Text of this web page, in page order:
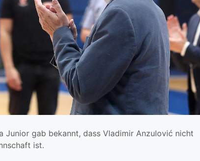
Junior gab bekannt, dass Vladimir Anzulović nicht
ist.